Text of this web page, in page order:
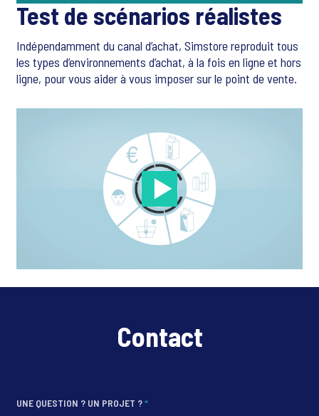
Test de scénarios réalistes
Indépendamment du canal d’achat, Simstore reproduit tous
les types d’environnements d’achat, à la fois en ligne et hors
ligne, pour vous aider à vous imposer sur le point de vente.
Contact
UNE QUESTION ? UN PROJET ?*